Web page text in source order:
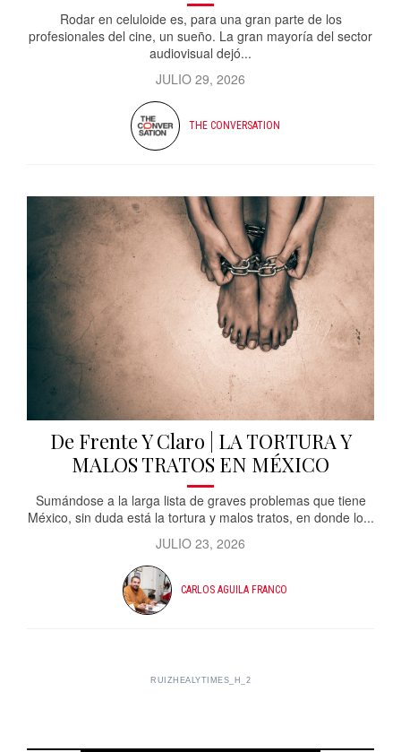
Rodar en celuloide es, para una gran parte de los
profesionales del cine, un sueño. La gran mayoría del sector
audiovisual dejó...
JULIO 29, 2026
THE CONVERSATION
De Frente Y Claro | LA TORTURA Y
MALOS TRATOS EN MÉXICO
Sumándose a la larga lista de graves problemas que tiene
México, sin duda está la tortura y malos tratos, en donde lo...
JULIO 23, 2026
CARLOS AGUILA FRANCO
RUIZHEALYTIMES_H_2